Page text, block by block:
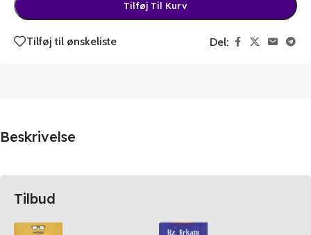
Tilføj Til Kurv
Tilføj til ønskeliste Del:
Beskrivelse
Tilbud